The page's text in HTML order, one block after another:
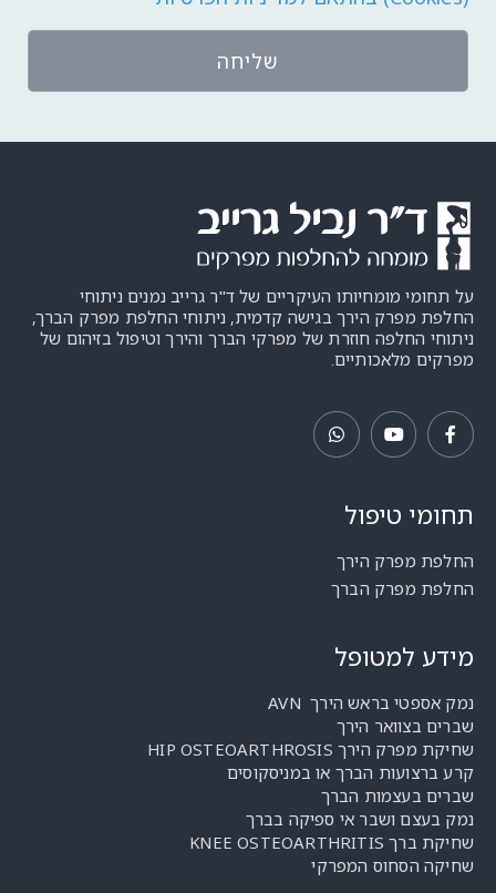
שליחה
תחומי טיפול
החלפת מפרק הירך
החלפת מפרק הברך
מידע למטופל
נמק אספטי בראש הירך AVN
שברים בצוואר הירך
שחיקת מפרק הירך HIP OSTEOARTHROSIS
קרע ברצועות הברך או במניסקוסים
שברים בעצמות הברך
נמק בעצם ושבר אי ספיקה בברך
שחיקת ברך KNEE OSTEOARTHRITIS
שחיקה הסחוס המפרקי
על תחומי מומחיותו העיקריים של ד"ר גרייב נמנים ניתוחי
החלפת מפרק הירך בגישה קדמית, ניתוחי החלפת מפרק הברך,
ניתוחי החלפה חוזרת של מפרקי הברך והירך וטיפול בזיהום של
מפרקים מלאכותיים.